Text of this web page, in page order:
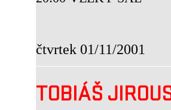
čtvrtek 01/11/2001
TOBIÁŠ